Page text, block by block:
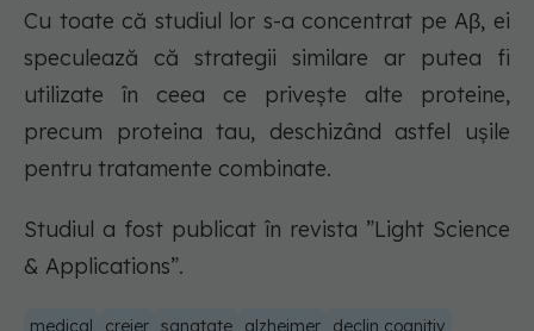
Cu toate că studiul lor s-a concentrat pe Aβ, ei
speculează că strategii similare ar putea fi
utilizate în ceea ce privește alte proteine,
precum proteina tau, deschizând astfel ușile
pentru tratamente combinate.
Studiul a fost publicat în revista ”Light Science
& Applications”.